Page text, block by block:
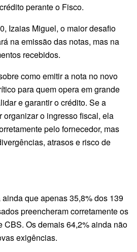
perante o Fisco.
Izaias Miguel, o maior desafio
na emissão das notas, mas na
recebidos.
como emitir a nota no novo
para quem opera em grande
e garantir o crédito. Se a
organizar o ingresso fiscal, ela
pelo fornecedor, mas
atrasos e risco de
que apenas 35,8% dos 139
preencheram corretamente os
CBS. Os demais 64,2% ainda não
exigências.